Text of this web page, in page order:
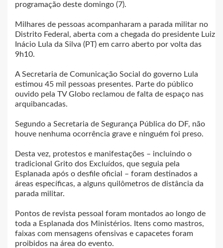
programação deste domingo (7).
Milhares de pessoas acompanharam a parada militar no
Distrito Federal, aberta com a chegada do presidente Luiz
Inácio Lula da Silva (PT) em carro aberto por volta das
9h10.
A Secretaria de Comunicação Social do governo Lula
estimou 45 mil pessoas presentes. Parte do público
ouvido pela TV Globo reclamou de falta de espaço nas
arquibancadas.
Segundo a Secretaria de Segurança Pública do DF, não
houve nenhuma ocorrência grave e ninguém foi preso.
Desta vez, protestos e manifestações – incluindo o
tradicional Grito dos Excluídos, que seguia pela
Esplanada após o desfile oficial – foram destinados a
áreas específicas, a alguns quilômetros de distância da
parada militar.
Pontos de revista pessoal foram montados ao longo de
toda a Esplanada dos Ministérios. Itens como mastros,
faixas com mensagens ofensivas e capacetes foram
proibidos na área do evento.